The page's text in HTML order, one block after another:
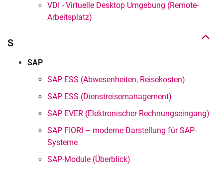
VDI - Virtuelle Desktop Umgebung (Remote-
Arbeitsplatz)
S
SAP
SAP ESS (Abwesenheiten, Reisekosten)
SAP ESS (Dienstreisemanagement)
SAP EVER (Elektronischer Rechnungseingang)
SAP FIORI – moderne Darstellung für SAP-
Systeme
SAP-Module (Überblick)